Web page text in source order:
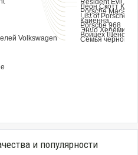
и популярности